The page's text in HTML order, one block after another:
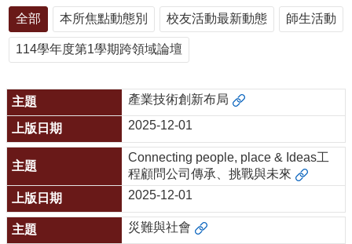
網
站
導
覽
系
所
簡
介
學
程
簡
介
全部 本所焦點動態別 校友活動最新動態 師生活動
114學年度第1學期跨領域論壇
產業技術創新布局
2025-12-01
Connecting people, place & Ideas工
程顧問公司傳承、挑戰與未來
2025-12-01
災難與社會